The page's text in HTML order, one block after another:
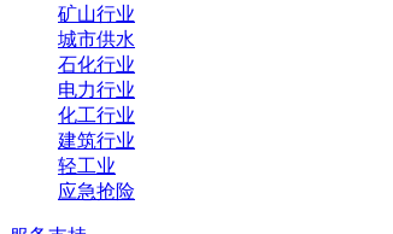
矿山行业
城市供水
石化行业
电力行业
化工行业
建筑行业
轻工业
应急抢险